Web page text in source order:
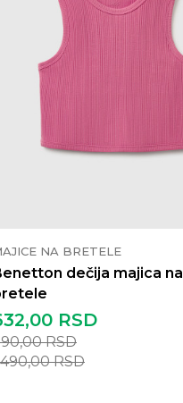
NA BRETELE
dečija majica na
RSD
RSD
RSD